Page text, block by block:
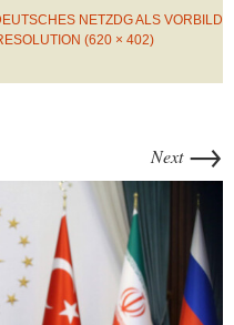
NETZDG ALS VORBILD
(620 × 402)
Next →